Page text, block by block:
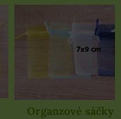
Organzové sáčky